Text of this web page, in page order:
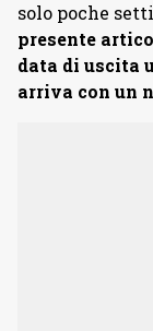
solo poche
presente
data di uscita
arriva con un